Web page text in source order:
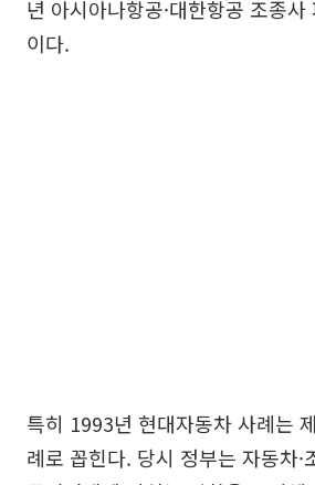
년 아시아나항공·대한항공 조종
이다.
특히 1993년 현대자동차 사례는
례로 꼽힌다. 당시 정부는 자동차·